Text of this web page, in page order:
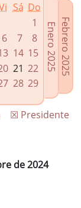
Sá Do
1
6 7
8
14 15
21 22
28 29
Febrero 2025
Enero 2025
☒ Presidente
de 2024